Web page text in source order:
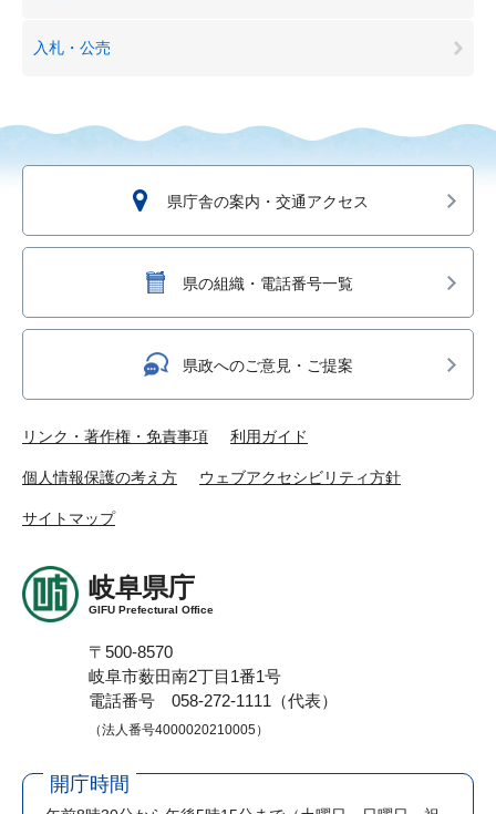
入札・公売
県庁舎の案内・交通アクセス
県の組織・電話番号一覧
県政へのご意見・ご提案
リンク・著作権・免責事項 利用ガイド
個人情報保護の考え方 ウェブアクセシビリティ方針
サイトマップ
岐阜県庁
GIFU Prefectural Office
〒500-8570
岐阜市薮田南2丁目1番1号
電話番号 058-272-1111（代表）
（法人番号4000020210005）
開庁時間